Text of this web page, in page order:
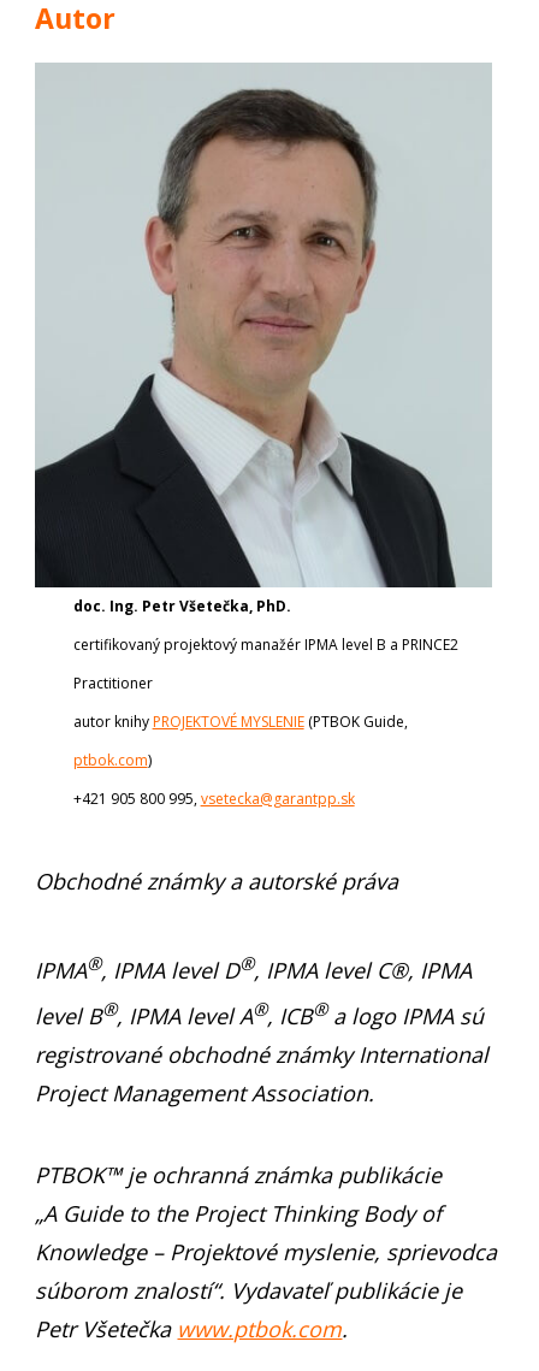
Autor
doc. Ing. Petr Všetečka, PhD.
certifikovaný projektový manažér IPMA level B a PRINCE2
Practitioner
autor knihyPROJEKTOVÉ MYSLENIE(PTBOK Guide,
ptbok.com)
+421 905 800 995,vsetecka@garantpp.sk
Obchodné známky a autorské práva
IPMA®, IPMA level D®, IPMA level C®, IPMA
level B®, IPMA level A®, ICB®a logo IPMA sú
registrované obchodné známky International
Project Management Association.
PTBOK™ je ochranná známka publikácie
„A Guide to the Project Thinking Body of
Knowledge – Projektové myslenie, sprievodca
súborom znalostí“. Vydavateľ publikácie je
Petr Všetečka www.ptbok.com.